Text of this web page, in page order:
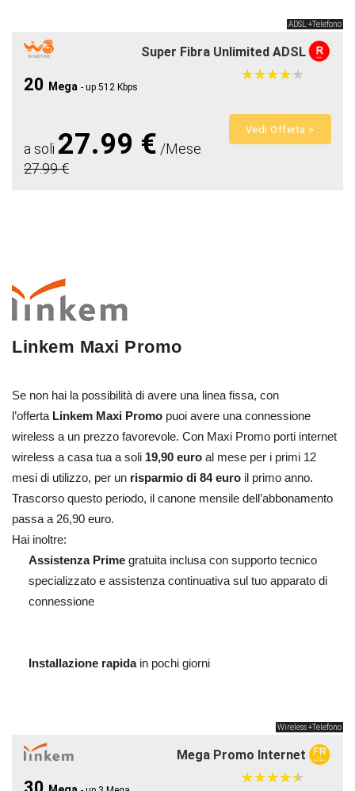
ADSL +Telefono
Super Fibra Unlimited ADSL
20 Mega - up 512 Kbps
★★★★★
★★★★★
a soli 27.99 € /Mese
27.99 €
Vedi Offerta >
Linkem Maxi Promo
Se non hai la possibilità di avere una linea fissa, con
l’offerta Linkem Maxi Promo puoi avere una connessione
wireless a un prezzo favorevole. Con Maxi Promo porti internet
wireless a casa tua a soli 19,90 euro al mese per i primi 12
mesi di utilizzo, per un risparmio di 84 euro il primo anno.
Trascorso questo periodo, il canone mensile dell’abbonamento
passa a 26,90 euro.
Hai inoltre:
Assistenza Prime gratuita inclusa con supporto tecnico
specializzato e assistenza continuativa sul tuo apparato di
connessione
Installazione rapidain pochi giorni
Wireless +Telefono
Mega Promo Internet
★★★★★
★★★★★